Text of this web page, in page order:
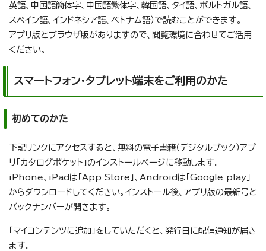
英語、中国語簡体字、中国語繁体字、韓国語、タイ語、ポルトガル語、
スペイン語、インドネシア語、ベトナム語）で読むことができます。
アプリ版とブラウザ版がありますので、閲覧環境に合わせてご活用
ください。
スマートフォン・タブレット端末をご利用のかた
初めてのかた
下記リンクにアクセスすると、無料の電子書籍（デジタルブック）アプ
リ「カタログポケット」のインストールページに移動します。
iPhone、iPadは「App Store」、Androidは「Google play」
からダウンロードしてください。インストール後、アプリ版の最新号と
バックナンバーが開きます。
「マイコンテンツに追加」をしていただくと、発行日に配信通知が届き
ます。